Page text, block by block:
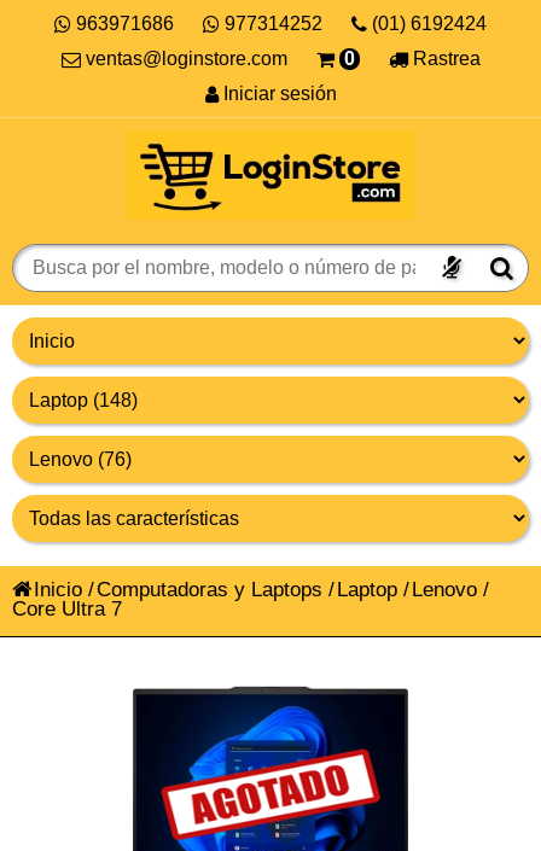
963971686 977314252
(01) 6192424
ventas@loginstore.com
0
Rastrea
Iniciar sesión
Inicio /Computadoras y Laptops /Laptop /Lenovo /
Core Ultra 7